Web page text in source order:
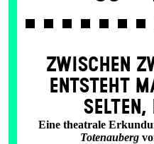
ZWISCHEN
ENT­STEHT
SELTEN,
Eine theatrale
Totenauberg